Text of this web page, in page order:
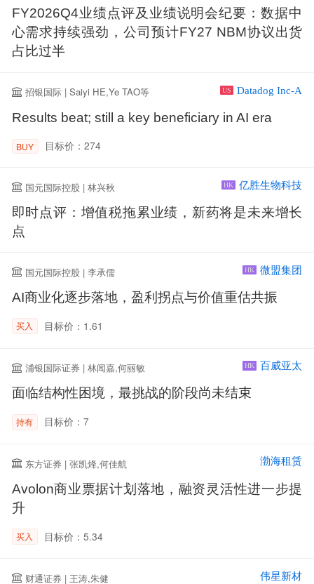
FY2026Q4业绩点评及业绩说明会纪要：数据中
心需求持续强劲，公司预计FY27 NBM协议出货
占比过半
招银国际 | Saiyi HE,Ye TAO等 US Datadog Inc-A
Results beat; still a key beneficiary in AI era
BUY 目标价：274
国元国际控股 | 林兴秋 HK 亿胜生物科技
即时点评：增值税拖累业绩，新药将是未来增长
点
国元国际控股 | 李承儒 HK 微盟集团
AI商业化逐步落地，盈利拐点与价值重估共振
买入 目标价：1.61
浦银国际证券 | 林闻嘉,何丽敏 HK 百威亚太
面临结构性困境，最挑战的阶段尚未结束
持有 目标价：7
东方证券 | 张凯烽,何佳航 渤海租赁
Avolon商业票据计划落地，融资灵活性进一步提
升
买入 目标价：5.34
财通证券 | 王涛,朱健 伟星新材